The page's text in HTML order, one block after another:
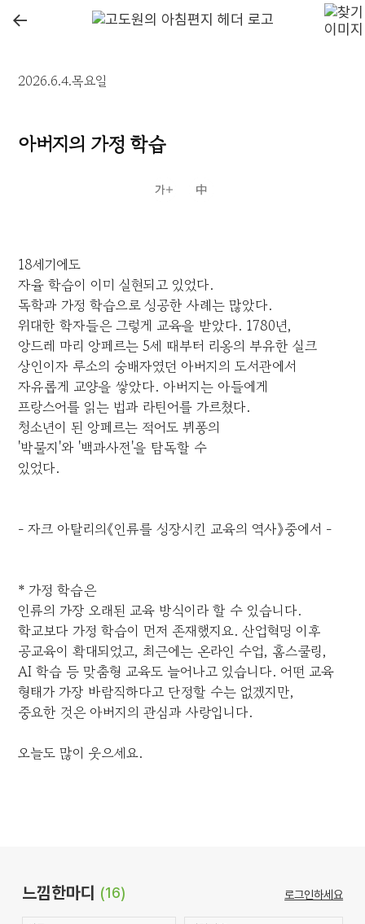
←
2026.6.4.목요일
아버지의 가정 학습
18세기에도
자율 학습이 이미 실현되고 있었다.
독학과 가정 학습으로 성공한 사례는 많았다.
위대한 학자들은 그렇게 교육을 받았다. 1780년,
앙드레 마리 앙페르는 5세 때부터 리옹의 부유한 실크
상인이자 루소의 숭배자였던 아버지의 도서관에서
자유롭게 교양을 쌓았다. 아버지는 아들에게
프랑스어를 읽는 법과 라틴어를 가르쳤다.
청소년이 된 앙페르는 적어도 뷔퐁의
'박물지'와 '백과사전'을 탐독할 수
있었다.
- 자크 아탈리의《인류를 성장시킨 교육의 역사》중에서 -
* 가정 학습은
인류의 가장 오래된 교육 방식이라 할 수 있습니다.
학교보다 가정 학습이 먼저 존재했지요. 산업혁명 이후
공교육이 확대되었고, 최근에는 온라인 수업, 홈스쿨링,
AI 학습 등 맞춤형 교육도 늘어나고 있습니다. 어떤 교육
형태가 가장 바람직하다고 단정할 수는 없겠지만,
중요한 것은 아버지의 관심과 사랑입니다.
오늘도 많이 웃으세요.
느낌한마디 (16) 로그인하세요